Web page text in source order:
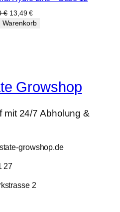
€ Ursprünglicher
Preis
13,49€Aktueller
Preis
Warenkorb
Growshop
mit 24/7 Abholung &
growshop.de
27
2